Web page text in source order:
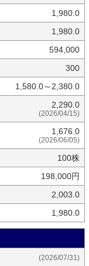
1,980.0
1,980.0
594,000
300
1,580.0～2,380.0
2,290.0
(2026/04/15)
1,676.0
(2026/06/05)
100株
198,000円
2,003.0
1,980.0
(2026/07/31)